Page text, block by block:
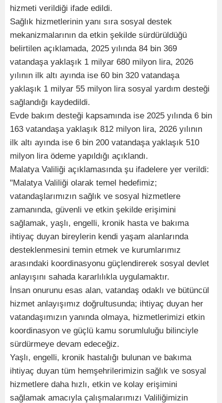
hizmeti verildiği ifade edildi.
Sağlık hizmetlerinin yanı sıra sosyal destek
mekanizmalarının da etkin şekilde sürdürüldüğü
belirtilen açıklamada, 2025 yılında 84 bin 369
vatandaşa yaklaşık 1 milyar 680 milyon lira, 2026
yılının ilk altı ayında ise 60 bin 320 vatandaşa
yaklaşık 1 milyar 55 milyon lira sosyal yardım desteği
sağlandığı kaydedildi.
Evde bakım desteği kapsamında ise 2025 yılında 6 bin
163 vatandaşa yaklaşık 812 milyon lira, 2026 yılının
ilk altı ayında ise 6 bin 200 vatandaşa yaklaşık 510
milyon lira ödeme yapıldığı açıklandı.
Malatya Valiliği açıklamasında şu ifadelere yer verildi:
"Malatya Valiliği olarak temel hedefimiz;
vatandaşlarımızın sağlık ve sosyal hizmetlere
zamanında, güvenli ve etkin şekilde erişimini
sağlamak, yaşlı, engelli, kronik hasta ve bakıma
ihtiyaç duyan bireylerin kendi yaşam alanlarında
desteklenmesini temin etmek ve kurumlarımız
arasındaki koordinasyonu güçlendirerek sosyal devlet
anlayışını sahada kararlılıkla uygulamaktır.
İnsan onurunu esas alan, vatandaş odaklı ve bütüncül
hizmet anlayışımız doğrultusunda; ihtiyaç duyan her
vatandaşımızın yanında olmaya, hizmetlerimizi etkin
koordinasyon ve güçlü kamu sorumluluğu bilinciyle
sürdürmeye devam edeceğiz.
Yaşlı, engelli, kronik hastalığı bulunan ve bakıma
ihtiyaç duyan tüm hemşehrilerimizin sağlık ve sosyal
hizmetlere daha hızlı, etkin ve kolay erişimini
sağlamak amacıyla çalışmalarımızı Valiliğimizin